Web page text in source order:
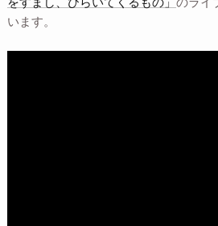
います。